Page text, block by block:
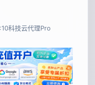
科技云代理Pro